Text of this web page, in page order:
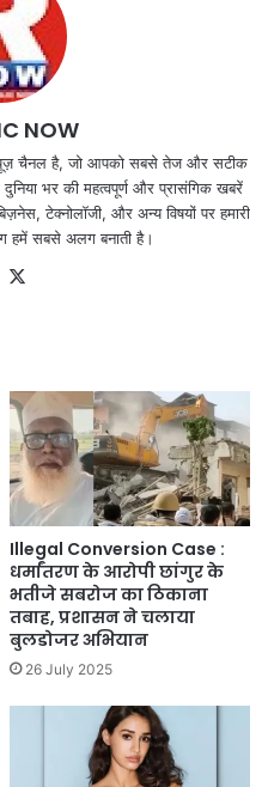
NOW
चैनल है, जो आपको सबसे तेज और सटीक
भर की महत्वपूर्ण और प्रासंगिक खबरें
टेक्नोलॉजी, और अन्य विषयों पर हमारी
हमें सबसे अलग बनाती है।
Website
Illegal Conversion Case :
धर्मांतरण के आरोपी छांगुर के
भतीजे सबरोज का ठिकाना
तबाह, प्रशासन ने चलाया
बुलडोजर अभियान
26 July 2025